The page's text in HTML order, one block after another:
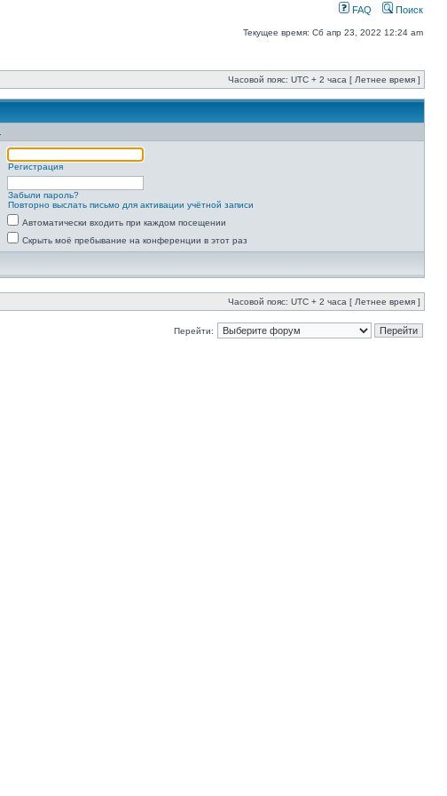
FAQ Поиск
Текущее время: Сб апр 23, 2022 12:24 am
Часовой пояс: UTC + 2 часа [ Летнее время ]
Регистрация
Забыли пароль?
Повторно выслать письмо для активации учётной записи
Автоматически входить при каждом посещении
Скрыть моё пребывание на конференции в этот раз
Часовой пояс: UTC + 2 часа [ Летнее время ]
Перейти: